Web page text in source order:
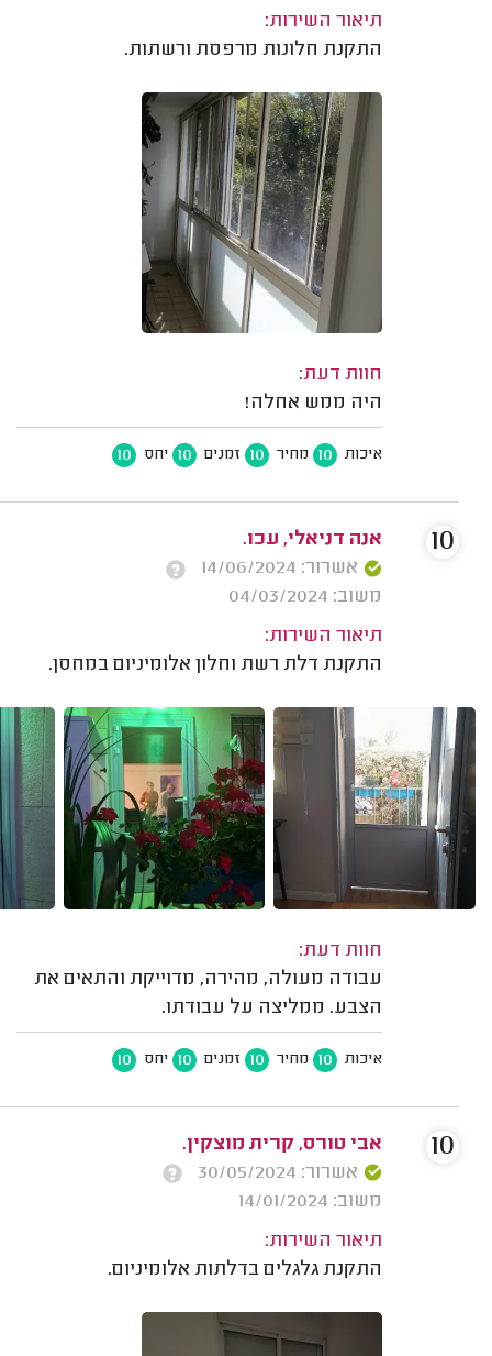
תיאור השירות:
התקנת חלונות מרפסת ורשתות.
חוות דעת:
היה ממש אחלה!
איכות 10 מחיר 10 זמנים 10 יחס 10
אנה דניאלי, עכו.
אשרור: 14/06/2024
משוב: 04/03/2024
תיאור השירות:
התקנת דלת רשת וחלון אלומיניום במחסן.
חוות דעת:
עבודה מעולה, מהירה, מדוייקת והתאים את
הצבע. ממליצה על עבודתו.
איכות 10 מחיר 10 זמנים 10 יחס 10
10
אבי טורס, קרית מוצקין.
אשרור: 30/05/2024
משוב: 14/01/2024
תיאור השירות:
התקנת גלגלים בדלתות אלומיניום.
10